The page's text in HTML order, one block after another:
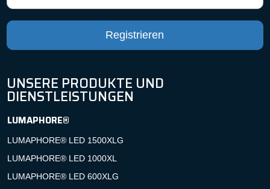
Registrieren
UNSERE PRODUKTE UND
DIENSTLEISTUNGEN
LUMAPHORE®
LUMAPHORE® LED 1500XLG
LUMAPHORE® LED 1000XL
LUMAPHORE® LED 600XLG